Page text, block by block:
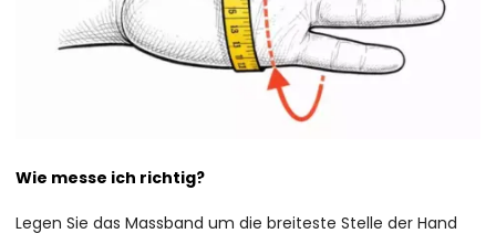
Wie messe ich richtig?
Legen Sie das Massband um die breiteste Stelle der Hand